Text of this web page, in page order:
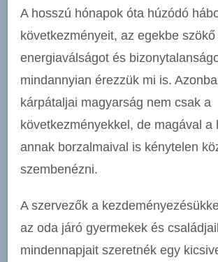
A hosszú hónapok óta húzódó
következményeit, az egekbe
energiaválságot és
mindannyian érezzük mi is.
kárpátaljai magyarság nem csak a
következményekkel, de magával a
annak borzalmaival is kénytelen
szembenézni.
A szervezők a
az oda járó gyermekek és
mindennapjait szeretnék egy